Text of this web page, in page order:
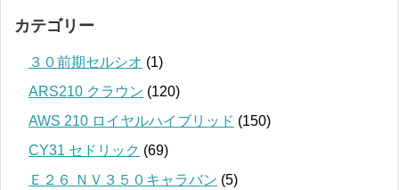
カテゴリー
３０前期セルシオ (1)
ARS210 クラウン (120)
AWS 210 ロイヤルハイブリッド (150)
CY31 セドリック (69)
Ｅ２６ ＮＶ３５０キャラバン (5)